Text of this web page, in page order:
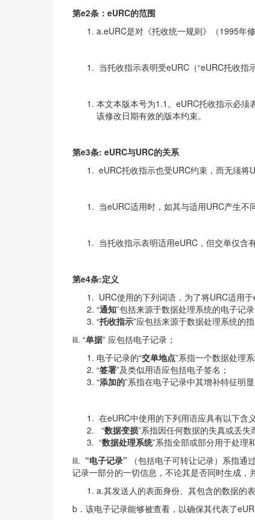
第e2条 ： eURC的范围
a.eURC是对《托收统一规则》（1995年
当托收指示表明受eURC（“eURC托收指
本文本版本号为1.1。eURC托收指示必须
该修改日期有效的版本约束。
第e3条: eURC与URC的关系
eURC托收指示也受URC约束，而无须将
当eURC适用时，如其与适用URC产生不
当托收指示表明适用eURC，但交单仅含
第e4条:定义
URC使用的下列词语，为了将​URC适用
“通知”包括来源于数据处理系统的电子记录
“托收指示”应包括来源于数据处理系统的指
iii. “单据” 应包括电子记录；
电子记录的“交单地点”系指一个数据处理
“签署”及类似用语应包括电子签名；
“添加的”系指在电子记录中其增补特征明显
在eURC中使用的下列用语应具有以下含
“数据变损”系指因任何数据的失真或丢失
“数据处理系统”系指全部或部分用于处理
iii. “电子记录”
（包括电子可转让记录）系指
记录一部分的一切信息，不论其是否同时生成，
a.其发送人的表面身份、其包含的数据的
b．该电子记录能够被查看，以确保其代表了